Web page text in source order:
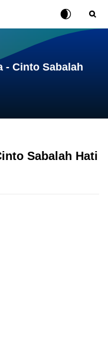
menu Rubah Posisi
Tombol
- Cinto Sabalah
Sabalah Hati